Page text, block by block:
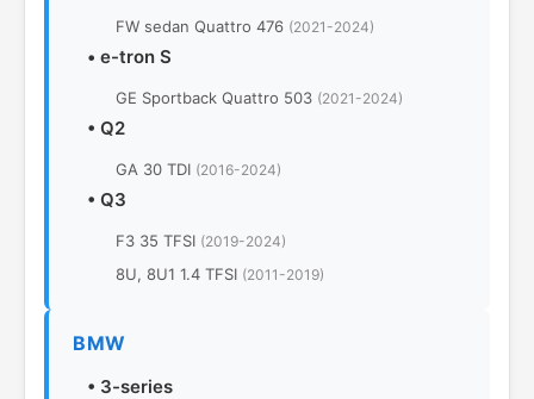
FW sedan Quattro 476 (2021-2024)
• e-tron S
GE Sportback Quattro 503 (2021-2024)
• Q2
GA 30 TDI (2016-2024)
• Q3
F3 35 TFSI (2019-2024)
8U, 8U1 1.4 TFSI (2011-2019)
BMW
• 3-series